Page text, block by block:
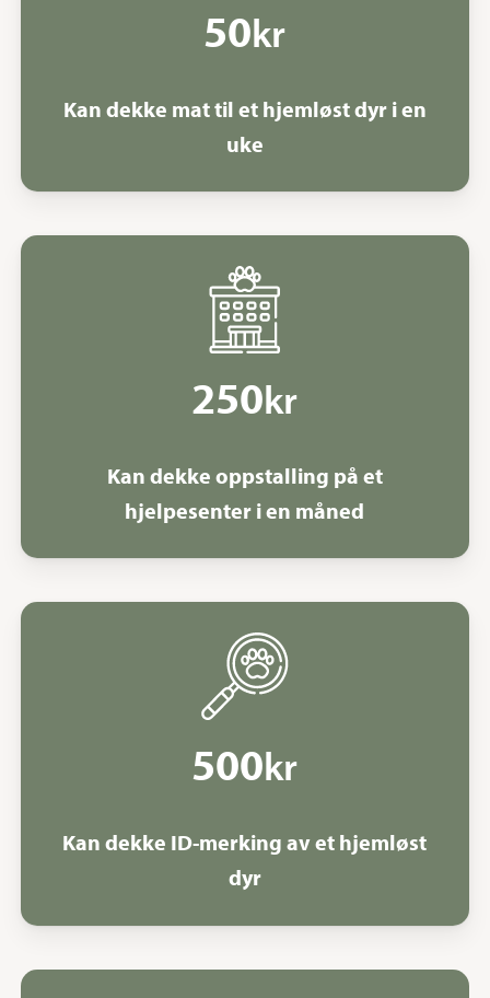
50kr
Kan dekke mat til et hjemløst dyr i en
uke
250kr
Kan dekke oppstalling på et
hjelpesenter i en måned
500kr
Kan dekke ID-merking av et hjemløst
dyr